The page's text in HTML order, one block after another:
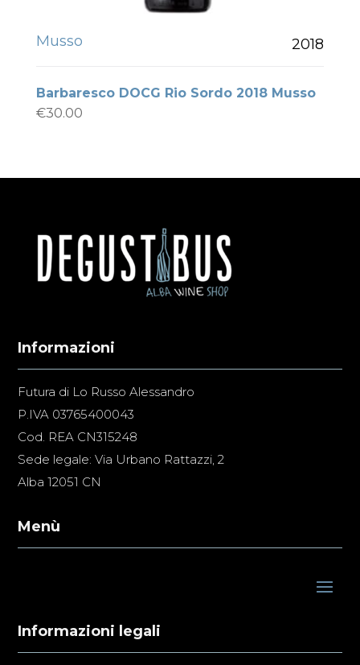
Musso 2018
Barbaresco DOCG Rio Sordo 2018 Musso
€30.00
Informazioni
Futura di Lo Russo Alessandro
P.IVA 03765400043
Cod. REA CN315248
Sede legale: Via Urbano Rattazzi, 2
Alba 12051 CN
Menù
Informazioni legali